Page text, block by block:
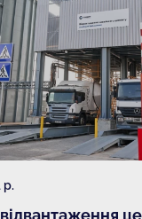
р.